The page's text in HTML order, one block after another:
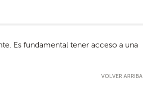
Es fundamental tener acceso a una
VOLVER ARRIBA